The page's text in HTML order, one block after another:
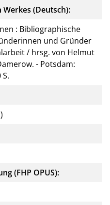
(Deutsch):
: Bibliographische
und Gründer
/ hrsg. von Helmut
- Potsdam:
(FHP OPUS):